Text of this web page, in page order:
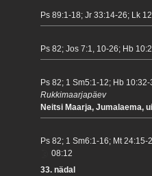
Ps 89:1-18; Jr 33:14-26; Lk
Ps 82; Jos 7:1, 10-26; Hb
Ps 82; 1 Sm5:1-12; Hb 10:32-
Rukkimaarjapäev
Neitsi Maarja, Jumalaema,
Ps 82; 1 Sm6:1-16; Mt 24:15-
08:12
33. nädal